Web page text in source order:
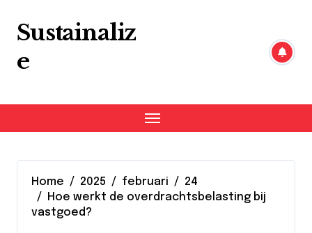
content
Sustainaliz
e
Home 2025 februari
24
Hoe werkt de overdrachtsbelasting bij
vastgoed?